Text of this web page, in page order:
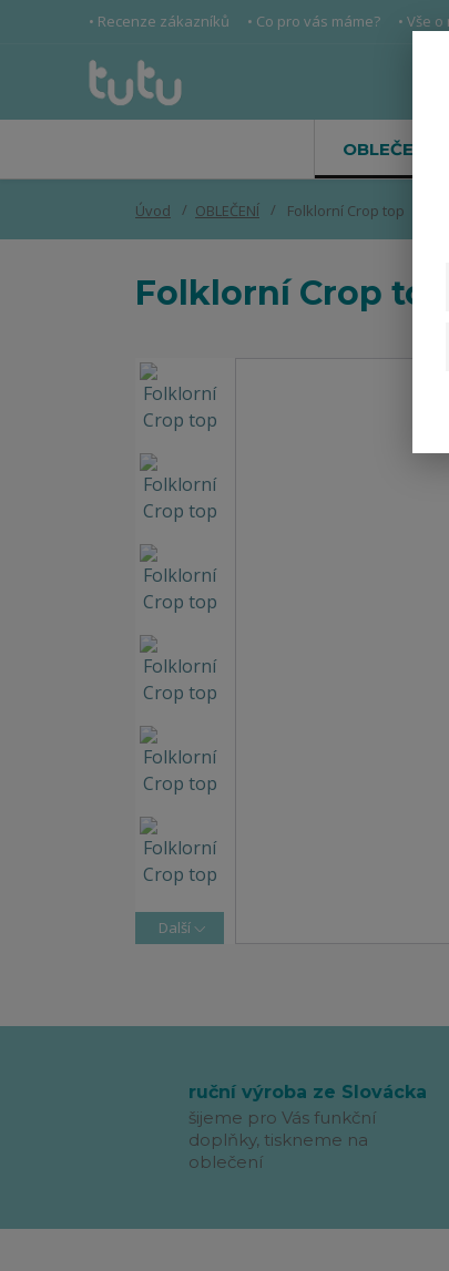
• Recenze zákazníků • Co pro vás máme? • Vše
OBLEČENÍ
Úvod OBLEČENÍ Folklorní Crop top
Folklorní Crop top
Další
ruční výroba ze Slovácka
šijeme pro Vás funkční
doplňky, tiskneme na
oblečení